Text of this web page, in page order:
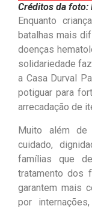
Créditos da foto:
Enquanto
batalhas mais
doenças
solidariedade
a Casa Durval
potiguar para
arrecadação de
Muito além de
cuidado,
famílias que
tratamento dos
garantem mais
por